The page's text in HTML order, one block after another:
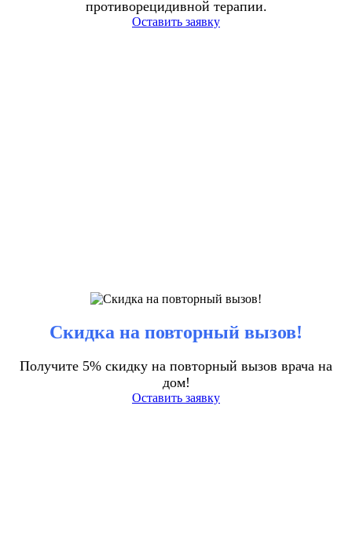
противорецидивной терапии.
Оставить заявку
Скидка на повторный вызов!
Получите 5% скидку на повторный вызов врача на
дом!
Оставить заявку